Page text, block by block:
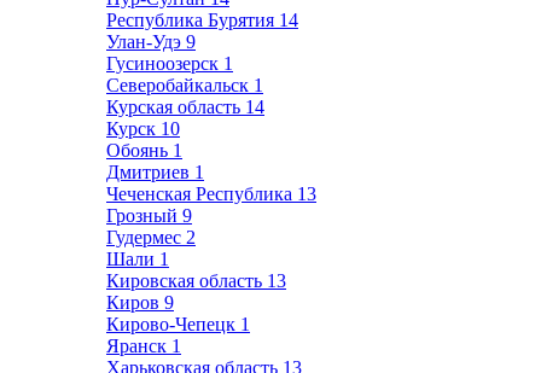
Республика Бурятия 14
Улан-Удэ 9
Гусиноозерск 1
Северобайкальск 1
Курская область 14
Курск 10
Обоянь 1
Дмитриев 1
Чеченская Республика 13
Грозный 9
Гудермес 2
Шали 1
Кировская область 13
Киров 9
Кирово-Чепецк 1
Яранск 1
Харьковская область 13